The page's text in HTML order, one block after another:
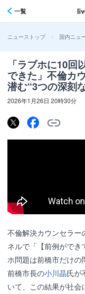
一覧
ニューストップ > 国内ニュ
「ラブホに10
できた」不倫カ
潜む“3つの深刻
2026年1月26日 20時30分
不倫解決カウンセラー
ネルで「【前例ができ
ホ問題は前橋市だけの
前橋市長の小川晶氏が
いて、この結果が社会